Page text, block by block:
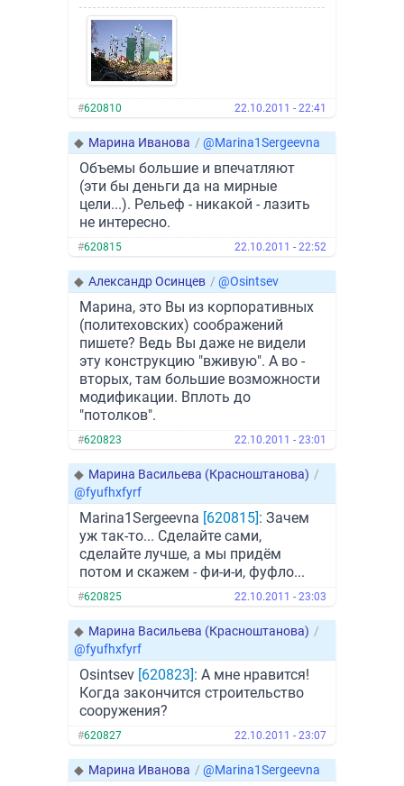
#620810 22.10.2011 - 22:41
◆ Марина Иванова / @Marina1Sergeevna
Объемы большие и впечатляют
(эти бы деньги да на мирные
цели...). Рельеф - никакой - лазить
не интересно.
#620815 22.10.2011 - 22:52
◆ Александр Осинцев / @Osintsev
Марина, это Вы из корпоративных
(политеховских) соображений
пишете? Ведь Вы даже не видели
эту конструкцию "вживую". А во -
вторых, там большие возможности
модификации. Вплоть до
"потолков".
#620823 22.10.2011 - 23:01
◆ Марина Васильева (Красноштанова) /
@fyufhxfyrf
Marina1Sergeevna [620815]: Зачем
уж так-то... Сделайте сами,
сделайте лучше, а мы придём
потом и скажем - фи-и-и, фуфло...
#620825 22.10.2011 - 23:03
◆ Марина Васильева (Красноштанова) /
@fyufhxfyrf
Osintsev [620823]: А мне нравится!
Когда закончится строительство
сооружения?
#620827 22.10.2011 - 23:07
◆ Марина Иванова / @Marina1Sergeevna